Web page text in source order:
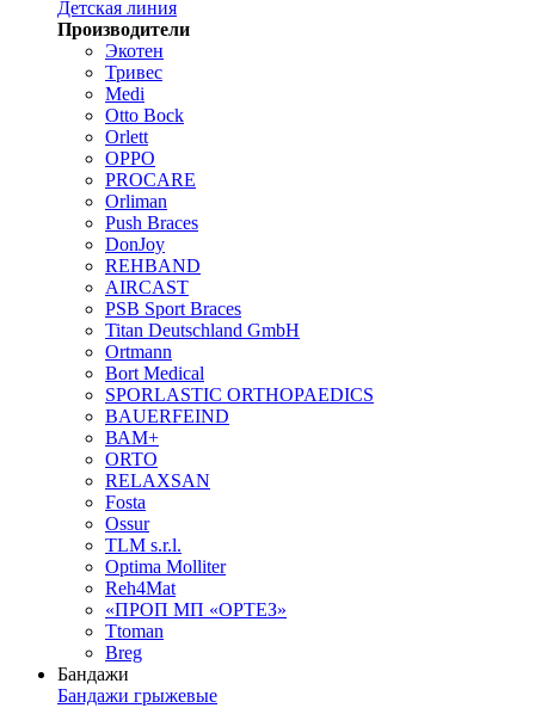
Детская линия
Производители
Экотен
Тривес
Medi
Otto Bock
Orlett
OPPO
PROCARE
Orliman
Push Braces
DonJoy
REHBAND
AIRCAST
PSB Sport Braces
Titan Deutschland GmbH
Ortmann
Bort Medical
SPORLASTIC ORTHOPAEDICS
BAUERFEIND
ВАМ+
ORTO
RELAXSAN
Fosta
Ossur
TLM s.r.l.
Optima Molliter
Reh4Mat
«ПРОП МП «ОРТЕЗ»
Ttoman
Breg
Бандажи
Бандажи грыжевые